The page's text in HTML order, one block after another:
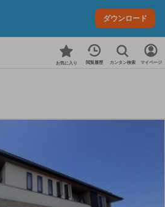
ダウンロード
お気に入り 閲覧履歴 カンタン検索 マイページ